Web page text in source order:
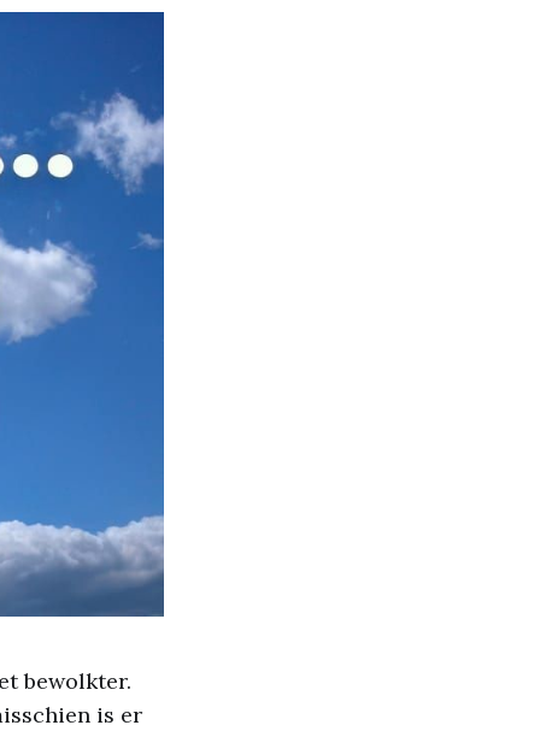
bewolkter.
is er